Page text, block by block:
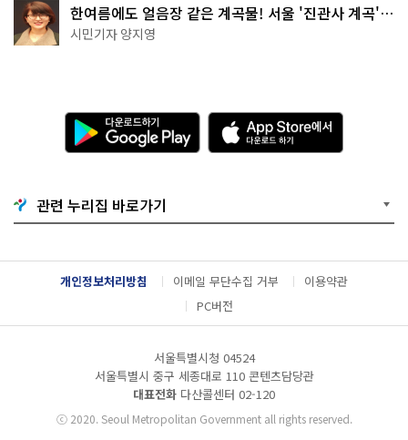
한여름에도 얼음장 같은 계곡물! 서울 '진관사 계곡'이
천국이네~
시민기자 양지영
다
운
로
기
G
o
g
l
e
l
A
p
p
e
서
다
운
드
관련 누리집 바로가기
개인정보처리방침 이메일 무단수집 거부
이용약관
PC버전
서울특별시청 04524
서울특별시 중구 세종대로 110 콘텐츠담당관
대표전화 다산콜센터 02-120
ⓒ2020. Seoul Metropolitan Government all rights reserved.